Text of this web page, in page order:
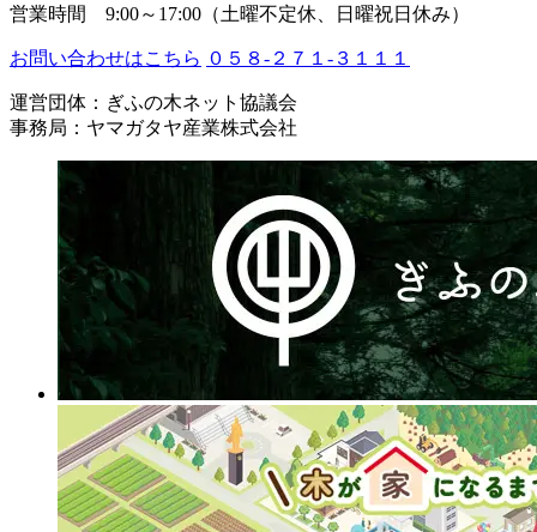
営業時間 9:00～17:00（土曜不定休、日曜祝日休み）
お問い合わせはこちら ０５８-２７１-３１１１
運営団体：ぎふの木ネット協議会
事務局：ヤマガタヤ産業株式会社